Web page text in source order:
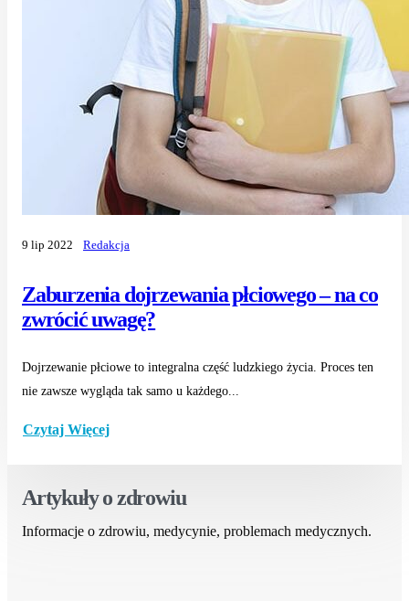
Zaburzenia dojrzewania płciowego – na co
zwrócić uwagę?
9 lip 2022 Redakcja
Dojrzewanie płciowe to integralna część ludzkiego życia. Proces ten
nie zawsze wygląda tak samo u każdego...
Czytaj Więcej
Artykuły o zdrowiu
Informacje o zdrowiu, medycynie, problemach medycznych.